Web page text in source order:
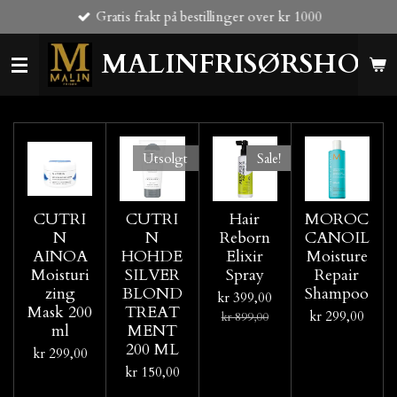
til
hovedinnhold
MALINFRISØRSHOP
Gratis frakt på bestillinger over kr 1000
CUTRI
N
AINOA
Moisturi
zing
Mask 200
ml
kr 299,00
Utsolgt
CUTRI
N
HOHDE
SILVER
BLOND
TREAT
MENT
200 ML
kr 150,00
Sale!
Hair
Reborn
Elixir
Spray
kr 399,00
kr 899,00
MOROC
CANOIL
Moisture
Repair
Shampoo
kr 299,00